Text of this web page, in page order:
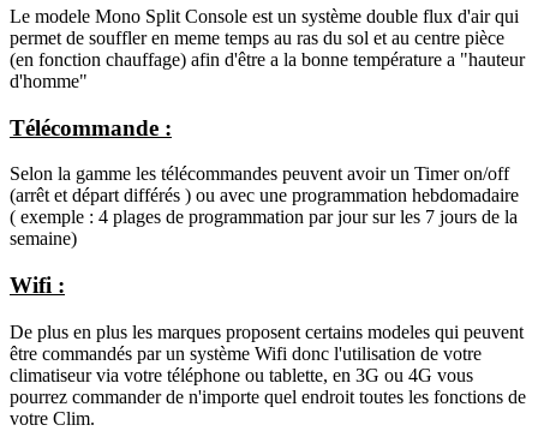
Le modele Mono Split Console est un système double flux d'air qui
permet de souffler en meme temps au ras du sol et au centre pièce
(en fonction chauffage) afin d'être a la bonne température a "hauteur
d'homme"
Télécommande :
Selon la gamme les télécommandes peuvent avoir un Timer on/off
(arrêt et départ différés ) ou avec une programmation hebdomadaire
( exemple : 4 plages de programmation par jour sur les 7 jours de la
semaine)
Wifi :
De plus en plus les marques proposent certains modeles qui peuvent
être commandés par un système Wifi donc l'utilisation de votre
climatiseur via votre téléphone ou tablette, en 3G ou 4G vous
pourrez commander de n'importe quel endroit toutes les fonctions de
votre Clim.